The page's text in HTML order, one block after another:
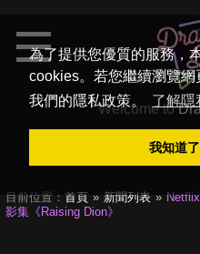
為了提供您優質的服務，
cookies。若您繼續瀏覽
我們的隱私政策。
了解隱
我知道了
Welcome to
目前位置： 首頁 新聞列表
影集《Raising Dion》